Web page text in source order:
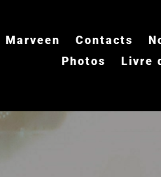
Marveen Contacts
Photos
Livre